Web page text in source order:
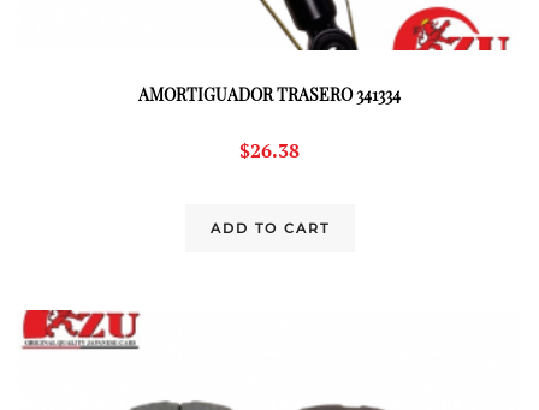
AMORTIGUADOR TRASERO 341334
$26.38
ADD TO CART